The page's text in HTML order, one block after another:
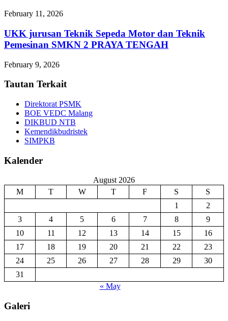
February 11, 2026
UKK jurusan Teknik Sepeda Motor dan Teknik
Pemesinan SMKN 2 PRAYA TENGAH
February 9, 2026
Tautan Terkait
Direktorat PSMK
BOE VEDC Malang
DIKBUD NTB
Kemendikbudristek
SIMPKB
Kalender
August 2026
M
T W T F S
S
1
2
3
4 5 6 7 8
9
10
11 12 13 14 15
16
17
18 19 20 21 22
23
24
25 26 27 28 29
30
31
« May
Galeri